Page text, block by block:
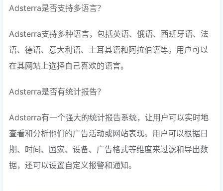
Adsterra是否支持多语言？
Adsterra支持多种语言，包括英语、俄语、西班牙语、法
语、德语、意大利语、土耳其语和阿拉伯语等。用户可以
在其网站上选择自己喜欢的语言。
Adsterra是否有统计报告？
Adsterra有一个强大的统计报告系统，让用户可以实时地
查看和分析他们的广告活动或网站表现。用户可以根据日
期、时间、国家、设备、广告格式等维度来过滤和导出数
据，还可以设置自定义报警和通知。